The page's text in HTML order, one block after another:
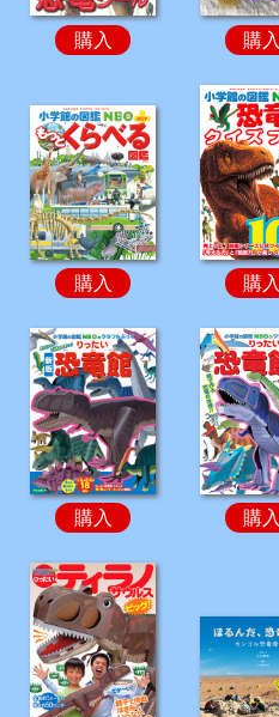
購入 購入
購入 購入
購入 購入